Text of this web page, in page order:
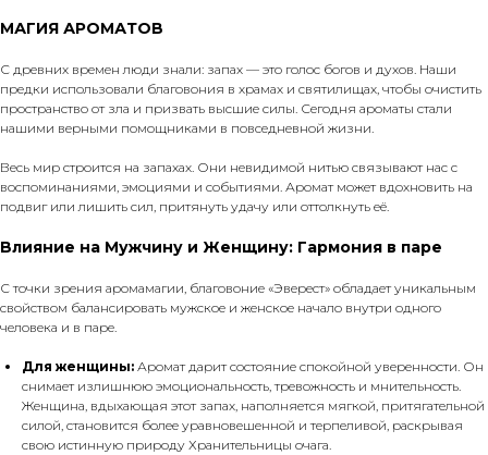
МАГИЯ АРОМАТОВ
С древних времен люди знали: запах — это голос богов и духов. Наши
предки использовали благовония в храмах и святилищах, чтобы очистить
пространство от зла и призвать высшие силы. Сегодня ароматы стали
нашими верными помощниками в повседневной жизни.
Весь мир строится на запахах. Они невидимой нитью связывают нас с
воспоминаниями, эмоциями и событиями. Аромат может вдохновить на
подвиг или лишить сил, притянуть удачу или оттолкнуть её.
Влияние на Мужчину и Женщину: Гармония в паре
С точки зрения аромамагии, благовоние «Эверест» обладает уникальным
свойством балансировать мужское и женское начало внутри одного
человека и в паре.
Для женщины: Аромат дарит состояние спокойной уверенности. Он
снимает излишнюю эмоциональность, тревожность и мнительность.
Женщина, вдыхающая этот запах, наполняется мягкой, притягательной
силой, становится более уравновешенной и терпеливой, раскрывая
свою истинную природу Хранительницы очага.